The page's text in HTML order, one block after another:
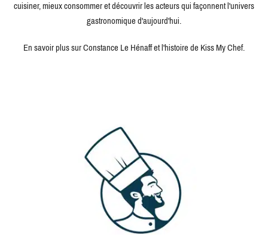
cuisiner, mieux consommer et découvrir les acteurs qui façonnent l'univers
gastronomique d'aujourd'hui.
En savoir plus sur Constance Le Hénaff et l'histoire de Kiss My Chef.